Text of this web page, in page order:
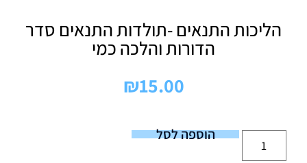
הליכות התנאים -תולדות התנאים סדר
הדורות והלכה כמי
₪15.00
הוספה לסל